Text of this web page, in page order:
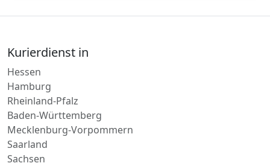
Kurierdienst in
Hessen
Hamburg
Rheinland-Pfalz
Baden-Württemberg
Mecklenburg-Vorpommern